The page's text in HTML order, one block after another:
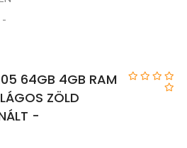
64GB 4GB RAM
ZÖLD
-